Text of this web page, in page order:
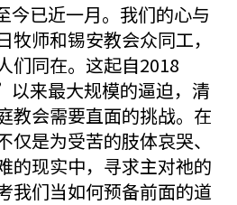
今已近一月。我们的心与
师和锡安教会众同工，
们同在。这起自2018
来最大规模的逼迫，清
教会需要直面的挑战。在
仅是为受苦的肢体哀哭、
的现实中，寻求主对祂的
我们当如何预备前面的道